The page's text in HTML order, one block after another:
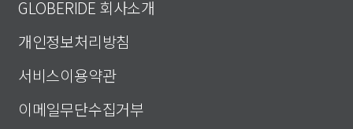
GLOBERIDE 회사소개
개인정보처리방침
서비스이용약관
이메일무단수집거부